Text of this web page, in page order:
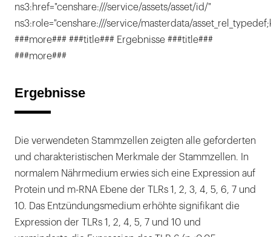
ns3:href="censhare:///service/assets/asset/id/"
ns3:role="censhare:///service/masterdata/
###more### ###title### Ergebnisse ###title###
###more###
Ergebnisse
Die verwendeten Stammzellen zeigten alle geforderten
und charakteristischen Merkmale der Stammzellen. In
normalem Nährmedium erwies sich eine Expression auf
Protein und m-RNA Ebene der TLRs 1, 2, 3, 4, 5, 6, 7 und
10. Das Entzündungsmedium erhöhte signifikant die
Expression der TLRs 1, 2, 4, 5, 7 und 10 und